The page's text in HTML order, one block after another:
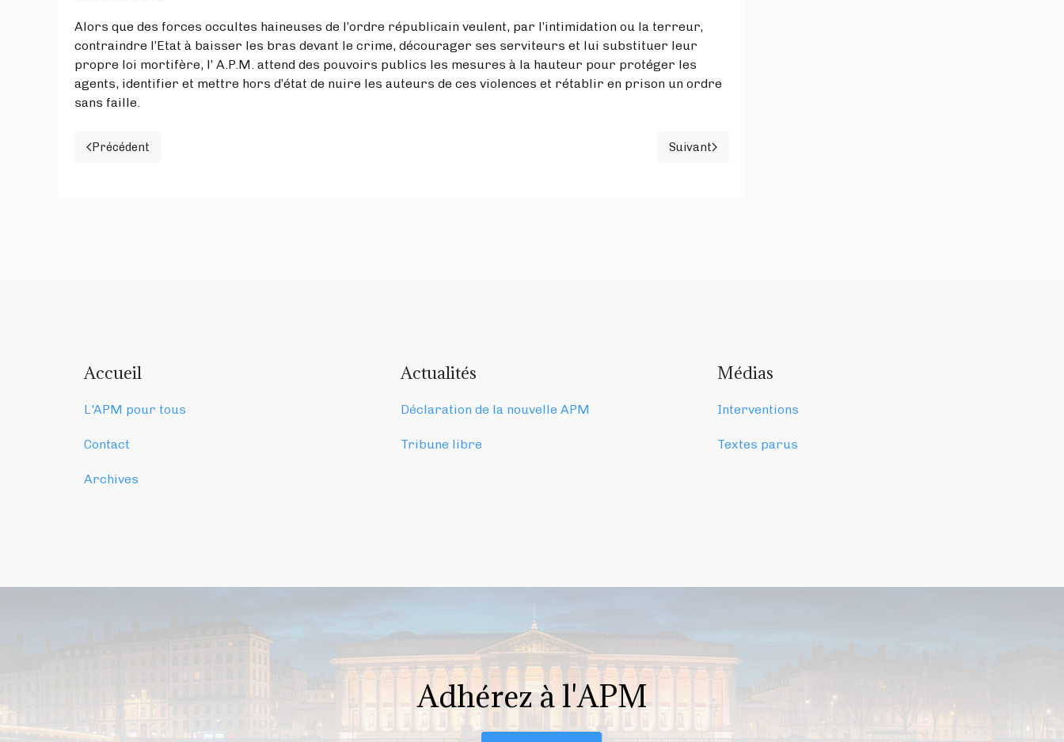
Alors que des forces occultes haineuses de l’ordre républicain veulent, par l’intimidation ou la terreur,
contraindre l’Etat à baisser les bras devant le crime, décourager ses serviteurs et lui substituer leur
propre loi mortifère, l’ A.P.M. attend des pouvoirs publics les mesures à la hauteur pour protéger les
agents, identifier et mettre hors d’état de nuire les auteurs de ces violences et rétablir en prison un ordre
sans faille.
Article précédent : « Ceci n’est pas un grand plan » (à propos des annonces épistolaires de M. Darmanin)
Précédent
Article suivant : LE NOUVEAU MYSTERE DE LA GRANDE
Suivant
Accueil
L'APM pour tous
Contact
Archives
Actualités
Déclaration de la nouvelle APM
Tribune libre
Médias
Interventions
Textes parus
Adhérez à l'APM